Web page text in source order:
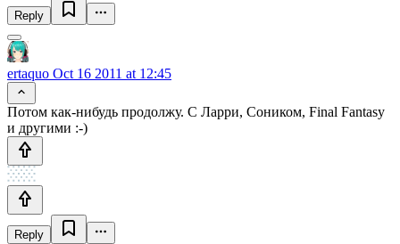
Reply
ertaquo Oct 16 2011 at 12:45
Потом как-нибудь продолжу. С Ларри, Соником, Final Fantasy
и другими :-)
Reply